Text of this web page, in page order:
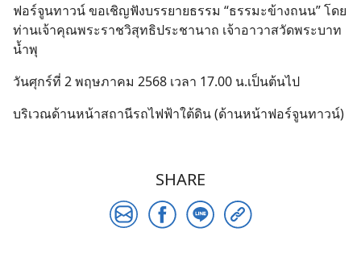
ฟอร์จูนทาวน์ ขอเชิญฟังบรรยายธรรม “ธรรมะข้างถนน” โดย
ท่านเจ้าคุณพระราชวิสุทธิประชานาถ เจ้าอาวาสวัดพระบาท
น้ำพุ
วันศุกร์ที่ 2 พฤษภาคม 2568 เวลา 17.00 น.เป็นต้นไป
บริเวณด้านหน้าสถานีรถไฟฟ้าใต้ดิน (ด้านหน้าฟอร์จูนทาวน์)
SHARE